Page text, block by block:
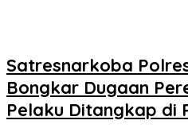
Satresnarkoba
Bongkar Dugaan
Pelaku Ditangkap di